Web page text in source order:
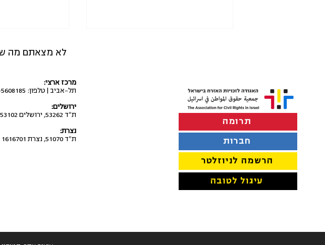
בשכונות
לא מצאתם מה
מרכז ארצי:
תל-אביב | טלפון: 03-5608185 | פקס: 03-5608165
ירושלים:
ת"ד 53262, ירושלים 9153102 | פקס: 02-6521219
נצרת:
ת"ד 51070, נצרת 1616701 | טלפון: 04-8526333/4/5, פקס: 04-8526331
תרומה
חברות
הרשמה לניוזלטר
עיגול לטובה